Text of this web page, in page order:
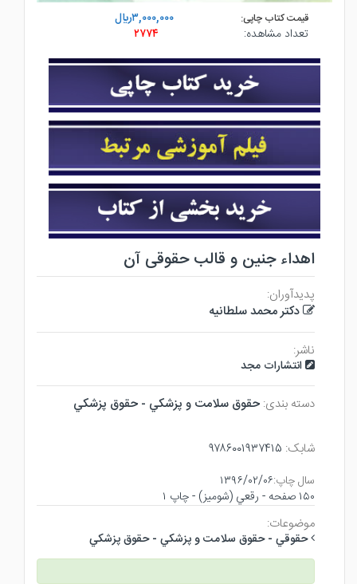
قیمت کتاب چاپی:
۳,۰۰۰,۰۰۰ريال
تعداد مشاهده:
۲۷۷۴
اهداء جنین و قالب حقوقی آن
پدیدآوران:
دکتر محمد سلطانیه
ناشر:
انتشارات مجد
دسته بندی: حقوق سلامت و پزشكي - حقوق پزشكي
شابک: ۹۷۸۶۰۰۱۹۳۷۴۱۵
سال چاپ:۱۳۹۶/۰۲/۰۶
۱۵۰ صفحه - رقعي (شوميز) - چاپ ۱
موضوعات:
حقوقي - حقوق سلامت و پزشكي - حقوق پزشكي